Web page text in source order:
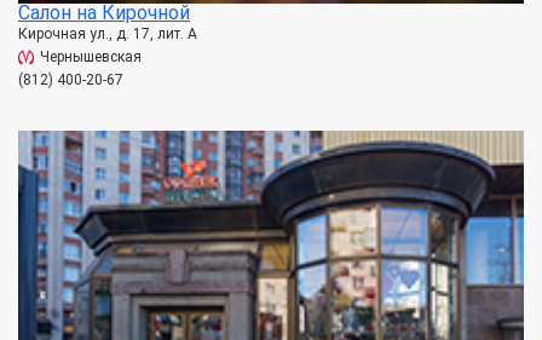
Салон на Кирочной
Кирочная ул., д. 17, лит. А
Чернышевская
(812) 400-20-67